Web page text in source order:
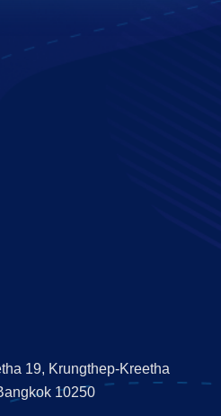
19, Krungthep-Kreetha
10250